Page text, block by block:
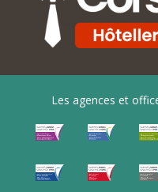
Les agences et